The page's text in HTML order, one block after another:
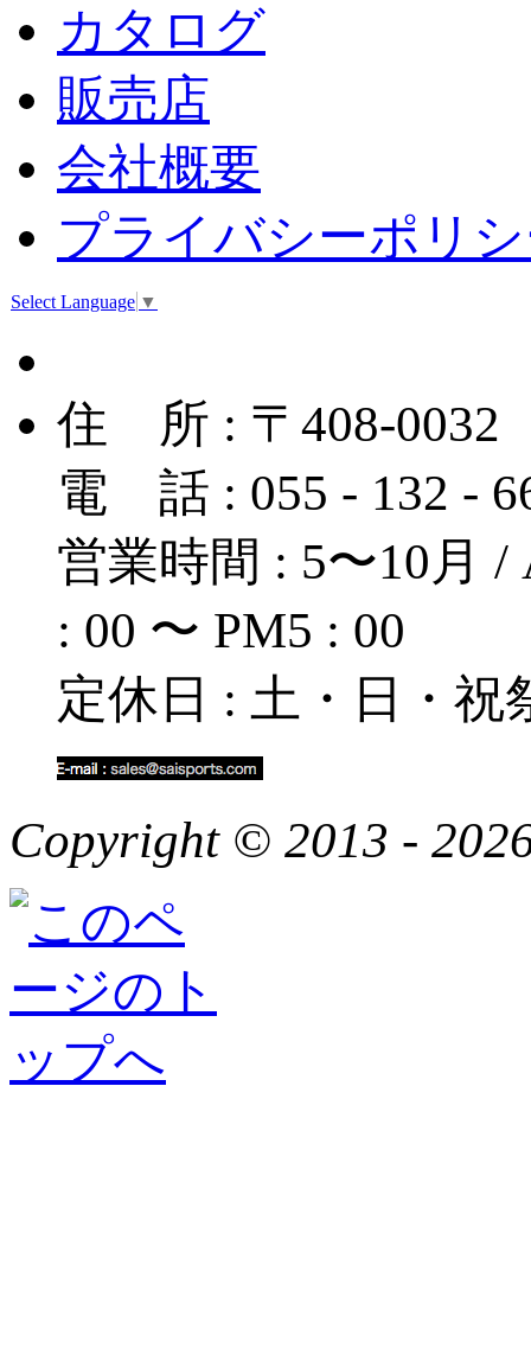
カタログ
販売店
会社概要
プライバシーポリ
Select Language ▼
住 所 : 〒408-0032
電 話 : 055 - 132 -
営業時間 : 5〜10月
: 00 〜 PM5 : 00
定休日 : 土・日・祝
Copyright © 2013 -